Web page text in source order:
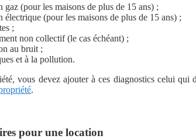
gaz (pour les maisons de plus de 15 ans) ;
électrique (pour les maisons de plus de 15 ans) ;
;
non collectif (le cas échéant) ;
au bruit ;
et à la pollution.
vous devez ajouter à ces diagnostics celui
.
pour une location